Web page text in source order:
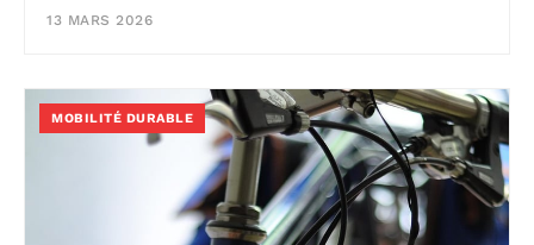
13 MARS 2026
MOBILITÉ DURABLE